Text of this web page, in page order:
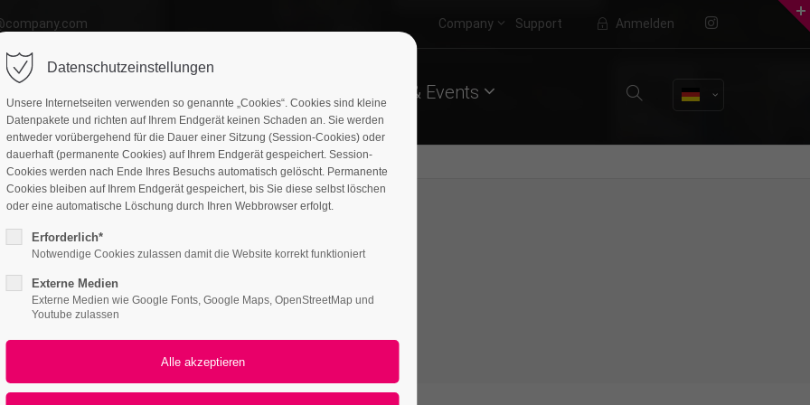
dolor sit amet:
/ 365days
support for our customers
8:00am - 5:00pm(GMT +1)
Cybersteel Inc.
376-293 City Road, Suite 600
San Francisco, CA 94102
Have any questions?
+44 1234 567 890
Lorem ipsum dolor sit amet,
Company Support Anmelden
News & Events
Hoverimage
Datenschutzeinstellungen
Unsere Internetseiten verwenden so genannte „Cookies“. Cookies sind kleine
Datenpakete und richten auf Ihrem Endgerät keinen Schaden an. Sie werden
entweder vorübergehend für die Dauer einer Sitzung (Session-Cookies) oder
dauerhaft (permanente Cookies) auf Ihrem Endgerät gespeichert. Session-
Cookies werden nach Ende Ihres Besuchs automatisch gelöscht. Permanente
Cookies bleiben auf Ihrem Endgerät gespeichert, bis Sie diese selbst löschen
oder eine automatische Löschung durch Ihren Webbrowser erfolgt.
Erforderlich*
Notwendige Cookies zulassen damit die Website korrekt funktioniert
Externe Medien
Externe Medien wie Google Fonts, Google Maps, OpenStreetMap und
Youtube zulassen